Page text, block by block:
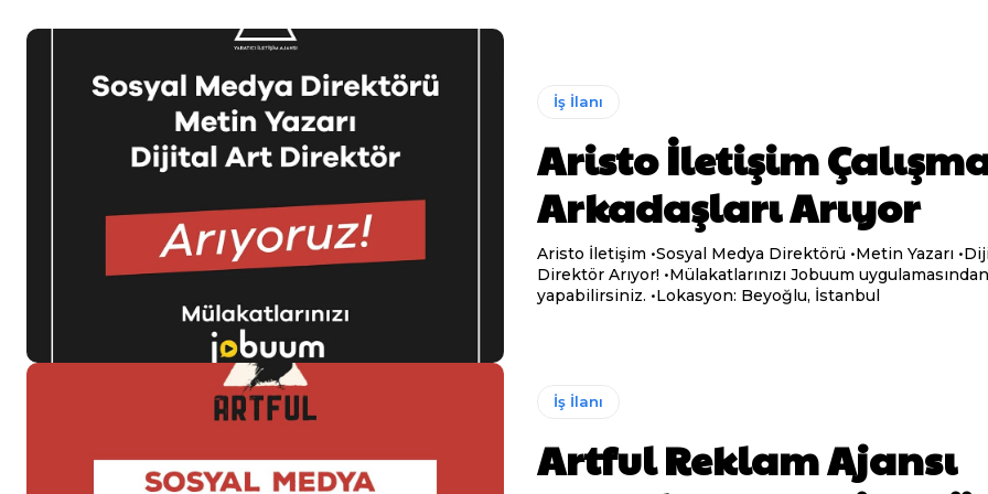
İş İlanı
Aristo İletişim
Arkadaşları Arıyor
Aristo İletişim •Sosyal Medya Direktörü •Metin Yazarı •Dijital Art
Direktör Arıyor! •Mülakatlarınızı Jobuum uygulamasından
yapabilirsiniz. •Lokasyon: Beyoğlu, İstanbul
İş İlanı
Artful Reklam Ajansı